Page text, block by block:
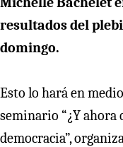
resultados del
domingo.
Esto lo hará en
seminario “¿Y ahora
democracia”,